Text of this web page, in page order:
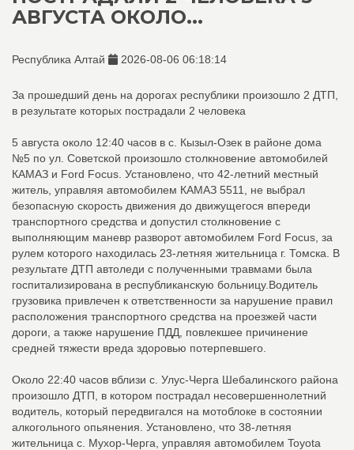
АВГУСТА ОКОЛО...
Республика Алтай 2026-08-06 06:18:14
За прошедший день на дорогах республики произошло 2 ДТП,
в результате которых пострадали 2 человека
5 августа около 12:40 часов в с. Кызыл-Озек в районе дома
№5 по ул. Советской произошло столкновение автомобилей
КАМАЗ и Ford Focus. Установлено, что 42-летний местный
житель, управляя автомобилем КАМАЗ 5511, не выбрал
безопасную скорость движения до движущегося впереди
транспортного средства и допустил столкновение с
выполняющим маневр разворот автомобилем Ford Focus, за
рулем которого находилась 23-летняя жительница г. Томска. В
результате ДТП автоледи с полученными травмами была
госпитализирована в республиканскую больницу.Водитель
грузовика привлечен к ответственности за нарушение правил
расположения транспортного средства на проезжей части
дороги, а также нарушение ПДД, повлекшее причинение
средней тяжести вреда здоровью потерпевшего.
Около 22:40 часов вблизи с. Улус-Черга Шебалинского района
произошло ДТП, в котором пострадал несовершеннолетний
водитель, который передвигался на мотоблоке в состоянии
алкогольного опьянения. Установлено, что 38-летняя
жительница с. Мухор-Черга, управляя автомобилем Toyota